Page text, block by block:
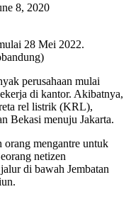
8, 2020
perusahaan mulai
di kantor. Akibatnya,
rel listrik (KRL),
Bekasi menuju Jakarta.
orang mengantre untuk
netizen
di bawah Jembatan